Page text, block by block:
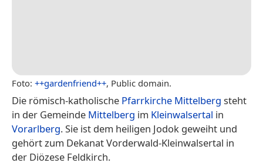
Foto: ++gardenfriend++, Public domain.
Die römisch-katholische Pfarrkirche Mittelberg steht
in der Gemeinde Mittelberg im Kleinwalsertal in
Vorarlberg. Sie ist dem heiligen Jodok geweiht und
gehört zum Dekanat Vorderwald-Kleinwalsertal in
der Diözese Feldkirch.